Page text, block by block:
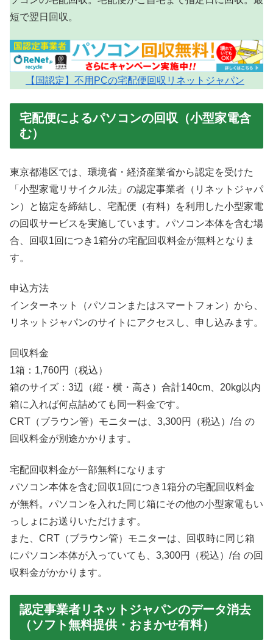
短で翌日回収。
【国認定】不用PCの宅配便回収リネットジャパン
宅配便によるパソコンの回収（小型家電含
む）
東京都港区では、環境省・経済産業省から認定を受けた
「小型家電リサイクル法」の認定事業者（リネットジャパ
ン）と協定を締結し、宅配便（有料）を利用した小型家電
の回収サービスを実施しています。パソコン本体を含む場
合、回収1回につき1箱分の宅配回収料金が無料となりま
す。
申込方法
インターネット（パソコンまたはスマートフォン）から、
リネットジャパンのサイトにアクセスし、申し込みます。
回収料金
1箱：1,760円（税込）
箱のサイズ：3辺（縦・横・高さ）合計140cm、20kg以内
箱に入れば何点詰めても同一料金です。
CRT（ブラウン管）モニターは、3,300円（税込）/台 の
回収料金が別途かかります。
宅配回収料金が一部無料になります
パソコン本体を含む回収1回につき1箱分の宅配回収料金
が無料。パソコンを入れた同じ箱にその他の小型家電もい
っしょにお送りいただけます。
また、CRT（ブラウン管）モニターは、回収時に同じ箱
にパソコン本体が入っていても、3,300円（税込）/台 の回
収料金がかかります。
認定事業者リネットジャパンのデータ消去
（ソフト無料提供・おまかせ有料）